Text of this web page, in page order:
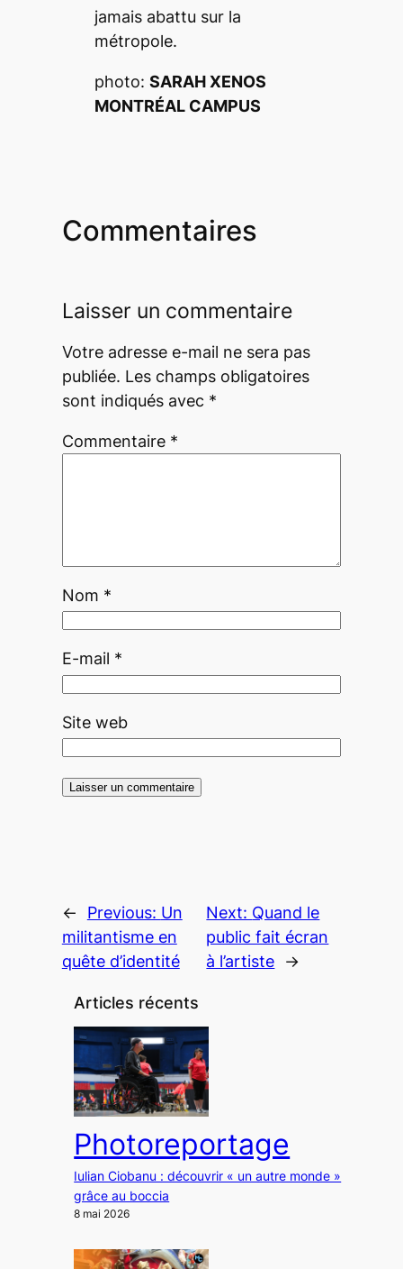
jamais abattu sur la
métropole.
photo: SARAH XENOS
MONTRÉAL CAMPUS
Commentaires
Laisser un commentaire
Votre adresse e-mail ne sera pas
publiée. Les champs obligatoires
sont indiqués avec *
Commentaire *
Nom *
E-mail *
Site web
← Previous: Un
militantisme en
quête d’identité
Next: Quand le
public fait écran
à l’artiste
→
Articles récents
Photoreportage
Iulian Ciobanu : découvrir « un autre monde »
grâce au boccia
8 mai 2026